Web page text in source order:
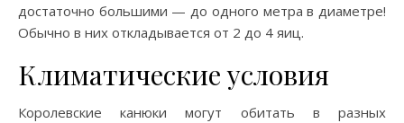
достаточно большими — до одного метра в диаметре!
Обычно в них откладывается от 2 до 4 яиц.
Климатические условия
Королевские канюки могут обитать в разных